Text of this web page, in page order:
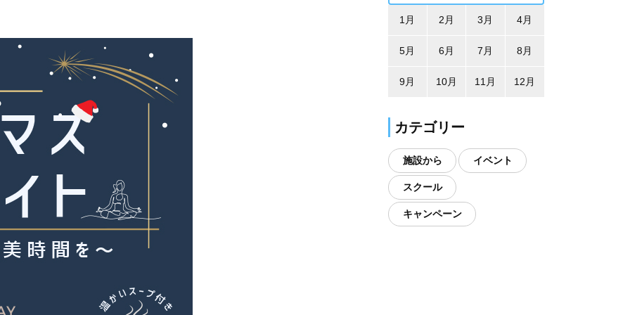
1月 2月 3月 4月
5月 6月 7月 8月
9月 10月 11月 12月
カテゴリー
施設から イベント
スクール
キャンペーン